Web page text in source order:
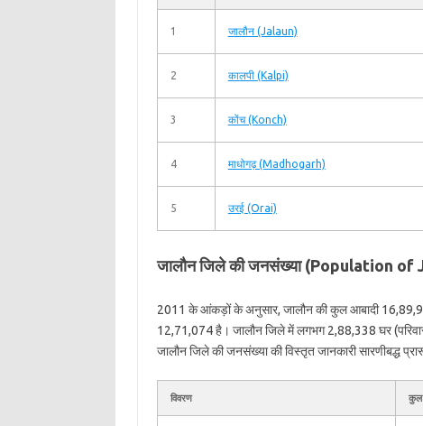
1 जालौन (Jalaun)
2 कालपी (Kalpi)
3 कोंच (Konch)
4 माधोगढ़ (Madhogarh)
5 उरई (Orai)
जालौन जिले की जनसंख्या (Population of
2011 के आंकड़ों के अनुसार, जालौन की कुल आबादी
12,71,074 है। जालौन जिले में लगभग 2,88,338 घर
जालौन जिले की जनसंख्या की विस्तृत जानकारी सारणीबद्ध
विवरण कुल